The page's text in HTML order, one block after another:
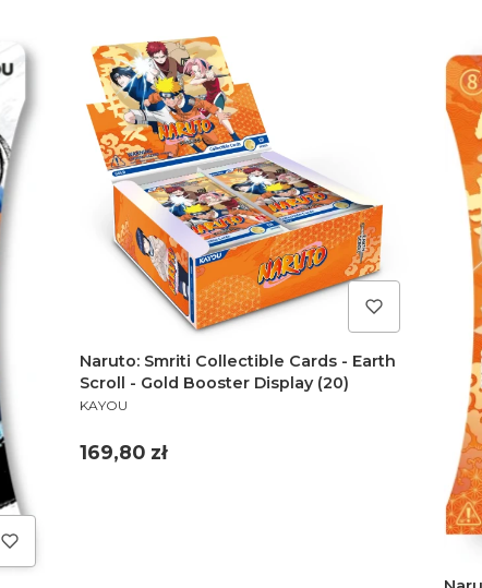
Naruto: Smriti Collectible Cards - Earth
Scroll - Gold Booster Display (20)
PRODUCENT
KAYOU
Cena
169,80 zł